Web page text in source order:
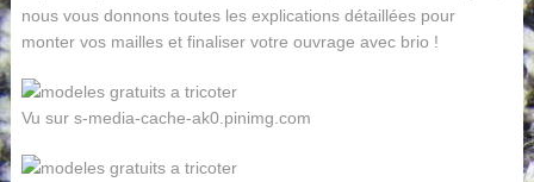
nous vous donnons toutes les explications détaillées pour
monter vos mailles et finaliser votre ouvrage avec brio !
Vu sur s-media-cache-ak0.pinimg.com